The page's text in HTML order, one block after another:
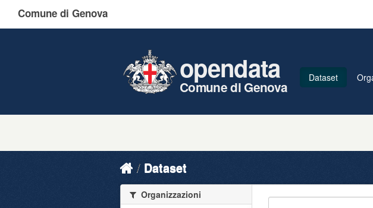
Comune di Genova
opendata
Comune di Genova
Dataset
Dataset
Organizzazioni